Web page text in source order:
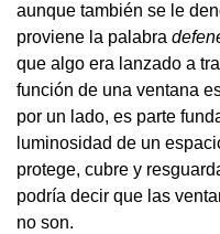
aunque también se le
proviene la palabra
que algo era lanzado a
función de una ventana
por un lado, es parte
luminosidad de un
protege, cubre y
podría decir que las
no son.